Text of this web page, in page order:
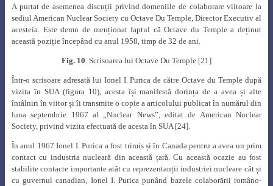
A purtat de asemenea discuții privind domeniile de colaborare viitoare la
sediul American Nuclear Society cu Octave Du Temple, Director Executiv al
acesteia. Este demn de menționat faptul că Octave du Temple a deținut
această poziție începând cu anul 1958, timp de 32 de ani.
Fig. 10 . Scrisoarea lui Octave Du Temple [21]
Într-o scrisoare adresată lui Ionel I. Purica de către Octave du Temple după
vizita în SUA (figura 10), acesta își manifestă dorința de a avea și alte
întâlniri în viitor și îi transmite o copie a articolului publicat în numărul din
luna septembrie 1967 al „Nuclear News”, editat de American Nuclear
Society, privind vizita efectuată de acesta în SUA [24].
În anul 1967 Ionel I. Purica a fost trimis și în Canada pentru a avea un prim
contact cu industria nucleară din această țară. Cu această ocazie au fost
stabilite contacte importante atât cu reprezentanții industriei nucleare cât și
cu guvernul canadian, Ionel I. Purica punând bazele colaborării româno-